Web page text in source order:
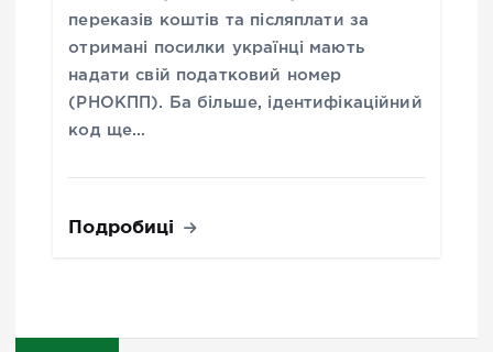
переказів коштів та післяплати за
отримані посилки українці мають
надати свій податковий номер
(РНОКПП). Ба більше, ідентифікаційний
код ще…
Подробиці